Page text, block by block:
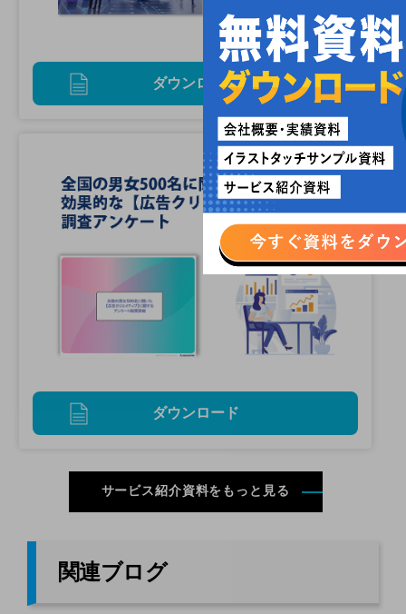
ダウンロード
ダウンロード
サービス紹介資料をもっと見る
関連ブログ